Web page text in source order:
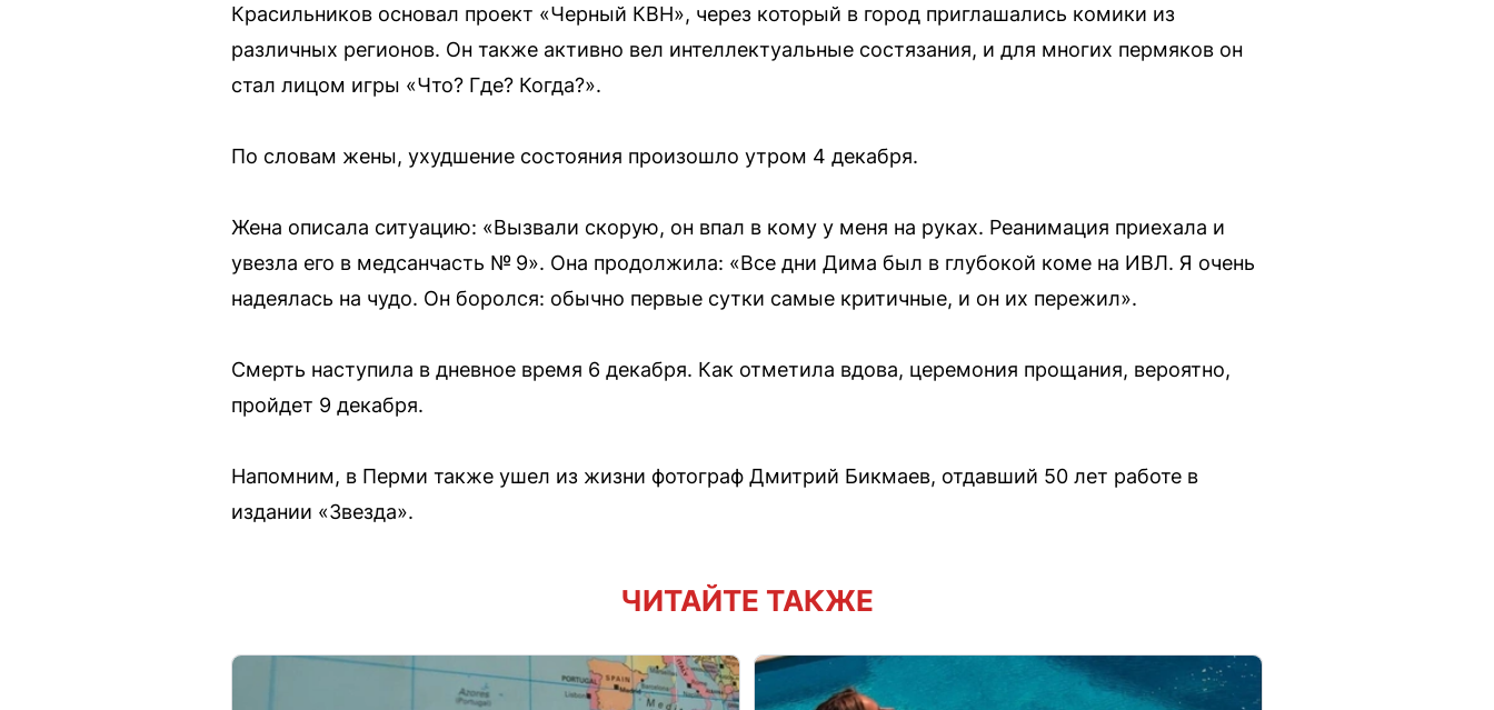
Красильников основал проект «Черный КВН», через который в город приглашались комики из
различных регионов. Он также активно вел интеллектуальные состязания, и для многих пермяков он
стал лицом игры «Что? Где? Когда?».
По словам жены, ухудшение состояния произошло утром 4 декабря.
Жена описала ситуацию: «Вызвали скорую, он впал в кому у меня на руках. Реанимация приехала и
увезла его в медсанчасть № 9». Она продолжила: «Все дни Дима был в глубокой коме на ИВЛ. Я очень
надеялась на чудо. Он боролся: обычно первые сутки самые критичные, и он их пережил».
Смерть наступила в дневное время 6 декабря. Как отметила вдова, церемония прощания, вероятно,
пройдет 9 декабря.
Напомним, в Перми также ушел из жизни фотограф Дмитрий Бикмаев, отдавший 50 лет работе в
издании «Звезда».
ЧИТАЙТЕ ТАКЖЕ